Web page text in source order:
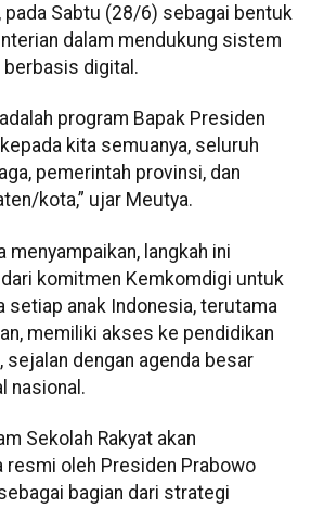
pada Sabtu (28/6) sebagai bentuk
dalam mendukung sistem
digital.
program Bapak Presiden
kita semuanya, seluruh
pemerintah provinsi, dan
kota,” ujar Meutya.
menyampaikan, langkah ini
komitmen Kemkomdigi untuk
setiap anak Indonesia, terutama
memiliki akses ke pendidikan
dengan agenda besar
nasional.
Sekolah Rakyat akan
resmi oleh Presiden Prabowo
bagian dari strategi